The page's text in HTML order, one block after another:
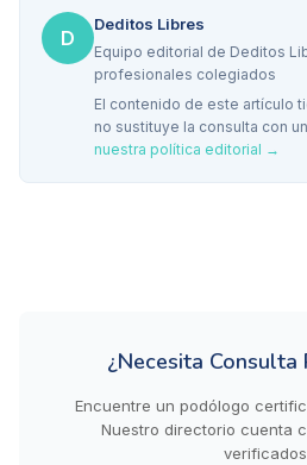
D
Deditos Libres
Equipo editorial de Deditos
profesionales colegiados
El contenido de este artículo
no sustituye la consulta con
nuestra política editorial →
¿Necesita Consulta
Encuentre un podólogo
Nuestro directorio cuenta